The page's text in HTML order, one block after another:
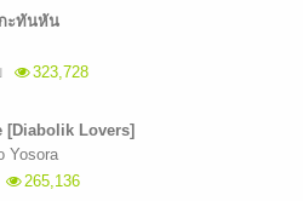
ะทันหัน
323,728
[Diabolik Lovers]
Yosora
265,136